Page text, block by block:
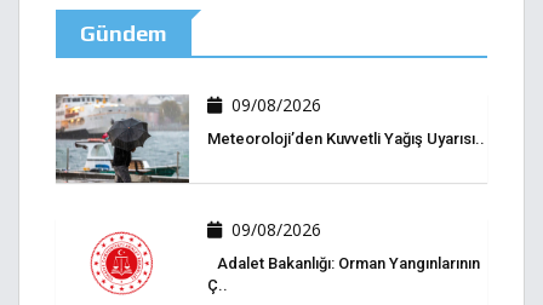
Gündem
09/08/2026
Meteoroloji’den Kuvvetli Yağış Uyarısı..
09/08/2026
Adalet Bakanlığı: Orman Yangınlarının
Ç..